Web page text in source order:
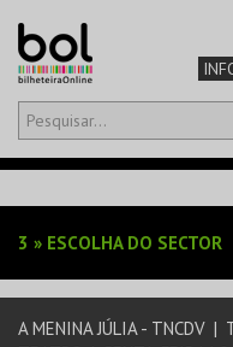
Olá,iniciar sessão
TEATRO & ARTE
3 » ESCOLHA DO SECTOR
A MENINA JÚLIA - TNCDV |